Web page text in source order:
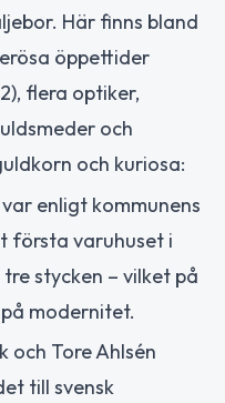
Här finns bland
öppettider
flera optiker,
och
och kuriosa:
enligt kommunens
första varuhuset i
stycken – vilket på
modernitet.
och Tore Ahlsén
till svensk